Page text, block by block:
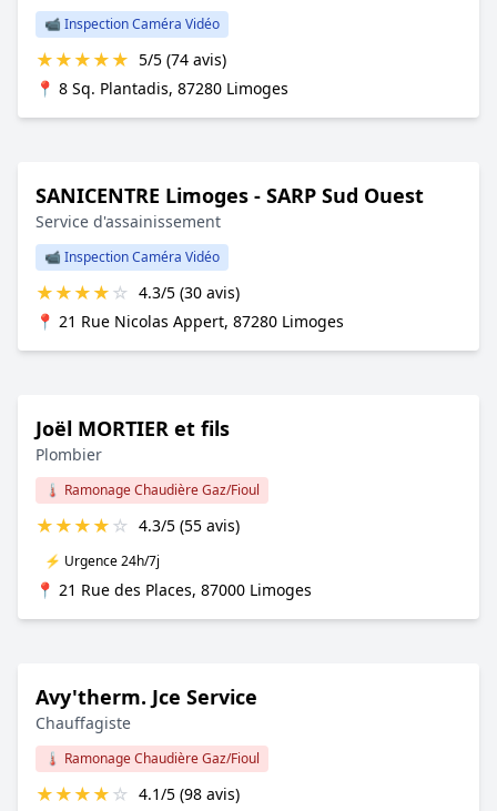
📹 Inspection Caméra Vidéo
★★★★★ 5/5 (74 avis)
📍 8 Sq. Plantadis, 87280 Limoges
SANICENTRE Limoges - SARP Sud Ouest
Service d'assainissement
📹 Inspection Caméra Vidéo
★★★★☆ 4.3/5 (30 avis)
📍 21 Rue Nicolas Appert, 87280 Limoges
Joël MORTIER et fils
Plombier
🌡️ Ramonage Chaudière Gaz/Fioul
★★★★☆ 4.3/5 (55 avis)
⚡ Urgence 24h/7j
📍 21 Rue des Places, 87000 Limoges
Avy'therm. Jce Service
Chauffagiste
🌡️ Ramonage Chaudière Gaz/Fioul
★★★★☆ 4.1/5 (98 avis)